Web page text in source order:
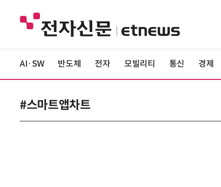
AI·SW 반도체 전자 모빌리티 통신 경제
#스마트앱차트